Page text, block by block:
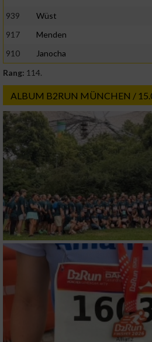
939
Wüst
917
Menden
910
Janocha
Rang: 114.
ALBUM B2RUN MÜNCHEN /